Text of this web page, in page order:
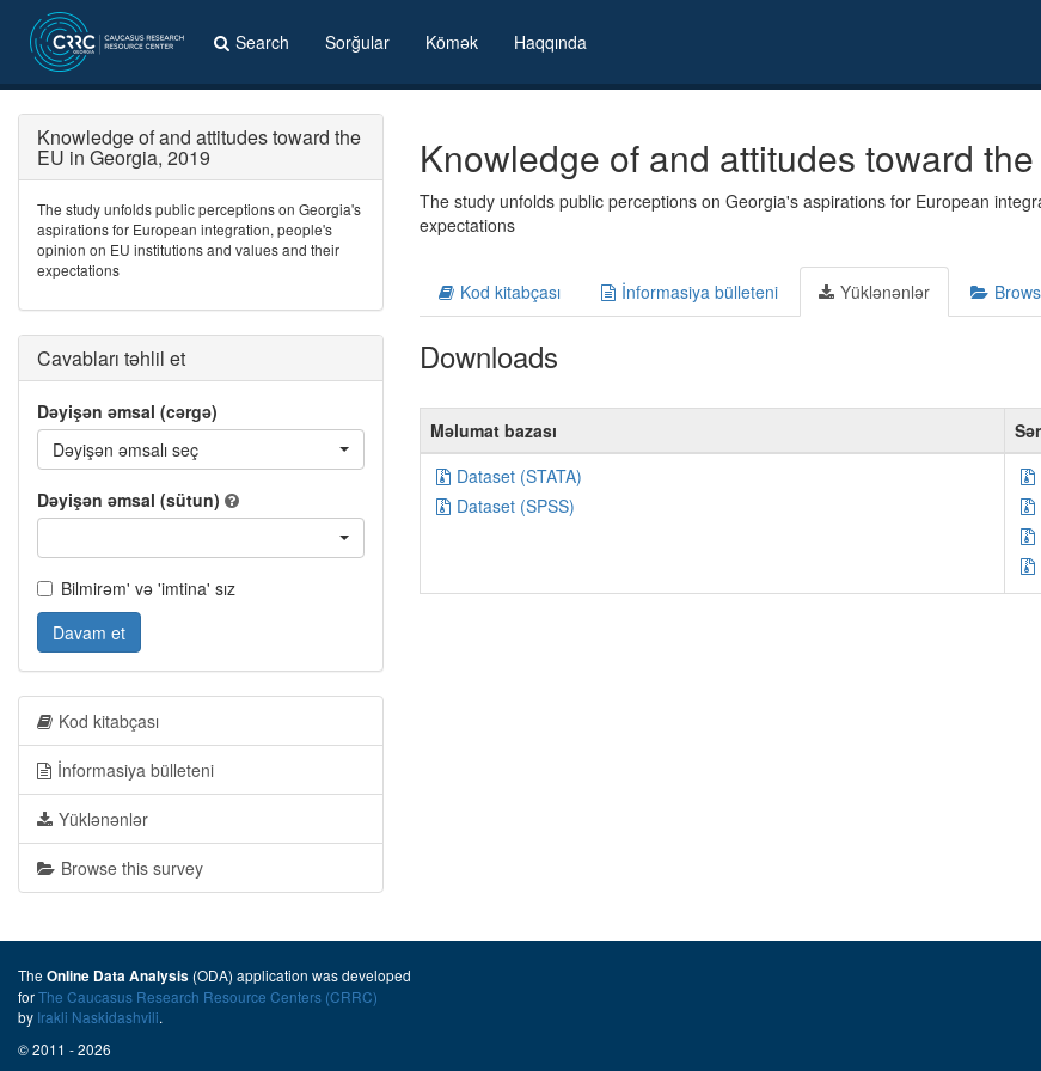
Search Sorğular Kömək Haqqında
Knowledge of and attitudes toward
The study unfolds public perceptions on Georgia's aspirations for European
expectations
Kod kitabçası İnformasiya bülleteni Yüklənənlər
Downloads
Məlumat bazası
Dataset (STATA)
Dataset (SPSS)
Knowledge of and attitudes toward the
EU in Georgia, 2019
The study unfolds public perceptions on Georgia's
aspirations for European integration, people's
opinion on EU institutions and values and their
expectations
Cavabları təhlil et
Dəyişən əmsal (cərgə)
Dəyişən əmsalı seç
Dəyişən əmsal (sütun)
Bilmirəm' və 'imtina' sız
Davam et
Kod kitabçası
İnformasiya bülleteni
Yüklənənlər
Browse this survey
The Online Data Analysis (ODA) application was developed
forThe Caucasus Research Resource Centers (CRRC)
by Irakli Naskidashvili.
© 2011 - 2026